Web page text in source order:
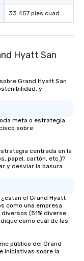
last. It’s an
will reminisce about
One of the best
experience is
walking distance of
short stroll allows
heading to the next
entertainment. All
knowledgeable,
fascinating stories.
interactive
along the way
Different Types of
experiences offer the
33.457 pies cuad.
Hyatt San
Grand Hyatt San
y
meta o estrategia
sobre
centrada en la
papel, cartón, etc.)?
y desviar la basura.
¿están el Grand Hyatt
como una empresa
(51% diverse
como cuál de las
público del Grand
iniciativas sobre la